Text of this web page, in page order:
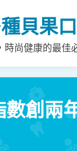
貝果
尚健康的最
創兩